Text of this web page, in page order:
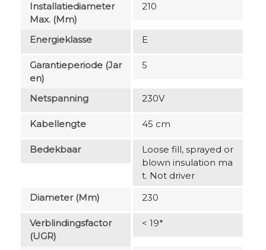
Installatiediameter
Max. (mm)
210
Energieklasse E
Garantieperiode (jar
En)
5
Netspanning 230V
Kabellengte 45 cm
Bedekbaar
Loose fill, sprayed or
blown insulation ma
t. Not driver
Diameter (mm)
230
Verblindingsfactor
(UGR)
< 19*